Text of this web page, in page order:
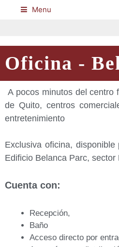
Menu
Oficina -
A pocos minutos del centro
de Quito, centros
entretenimiento
Exclusiva oficina,
Edificio Belanca Parc, sector
Cuenta con:
Recepción,
Baño
Acceso directo por